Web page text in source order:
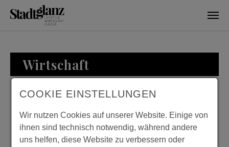
Wirtschaft
WIRTSCHAFT
COOKIE EINSTELLUNGEN
Wir nutzen Cookies auf unserer Website. Einige von
ihnen sind technisch notwendig, während andere
uns helfen, diese Website zu verbessern oder